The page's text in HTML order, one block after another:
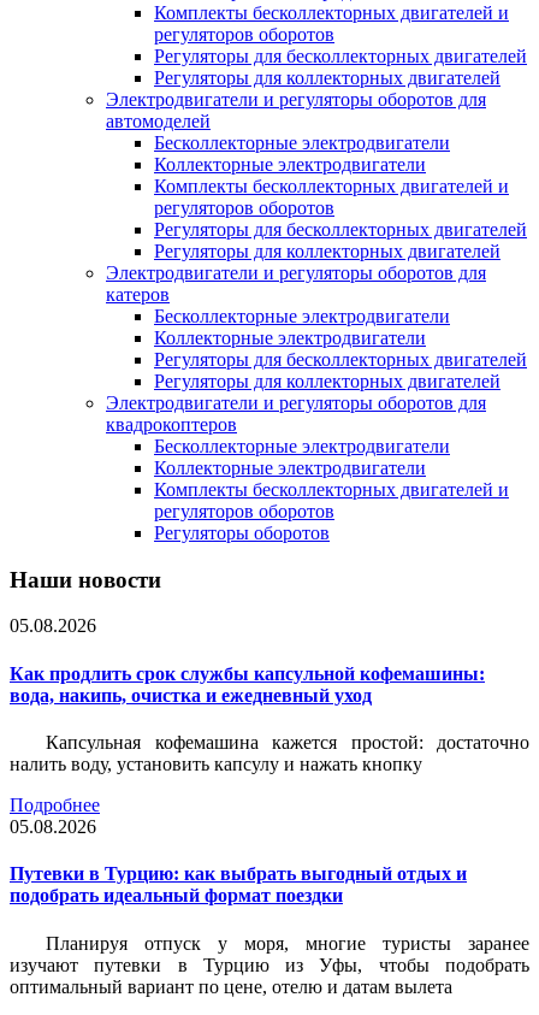
Комплекты бесколлекторных двигателей и
регуляторов оборотов
Регуляторы для бесколлекторных двигателей
Регуляторы для коллекторных двигателей
Электродвигатели и регуляторы оборотов для
автомоделей
Бесколлекторные электродвигатели
Коллекторные электродвигатели
Комплекты бесколлекторных двигателей и
регуляторов оборотов
Регуляторы для бесколлекторных двигателей
Регуляторы для коллекторных двигателей
Электродвигатели и регуляторы оборотов для
катеров
Бесколлекторные электродвигатели
Коллекторные электродвигатели
Регуляторы для бесколлекторных двигателей
Регуляторы для коллекторных двигателей
Электродвигатели и регуляторы оборотов для
квадрокоптеров
Бесколлекторные электродвигатели
Коллекторные электродвигатели
Комплекты бесколлекторных двигателей и
регуляторов оборотов
Регуляторы оборотов
Наши новости
05.08.2026
Как продлить срок службы капсульной кофемашины:
вода, накипь, очистка и ежедневный уход
Капсульная кофемашина кажется простой: достаточно
налить воду, установить капсулу и нажать кнопку
Подробнее
05.08.2026
Путевки в Турцию: как выбрать выгодный отдых и
подобрать идеальный формат поездки
Планируя отпуск у моря, многие туристы заранее
изучают путевки в Турцию из Уфы, чтобы подобрать
оптимальный вариант по цене, отелю и датам вылета